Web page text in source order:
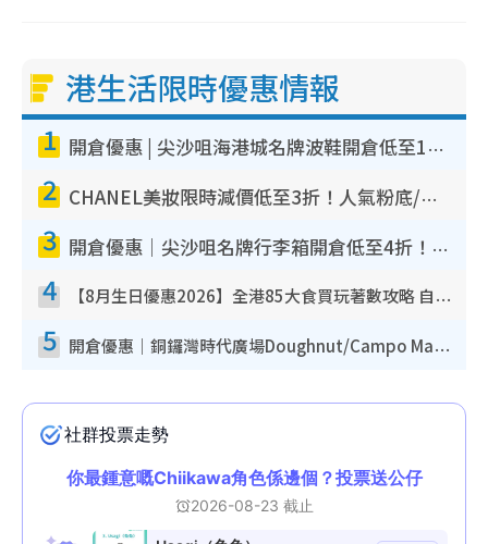
港生活限時優惠情報
1 開倉優惠 | 尖沙咀海港城名牌波鞋開倉低至1折！On鞋$899起／Joy&Peace鞋履$98起
2 CHANEL美妝限時減價低至3折！人氣粉底/唇膏/精華液低至$275！COCO香水都有平
3 開倉優惠｜尖沙咀名牌行李箱開倉低至4折！一連5日 American Tourister/ace./Hallmark $200起！
4 【8月生日優惠2026】全港85大食買玩著數攻略 自助餐/火鍋放題同行免費＋誠品/DONKI送現金券
5 開倉優惠｜銅鑼灣時代廣場Doughnut/Campo Marzio開倉低至1折！背囊、書包、手袋劈價$200起